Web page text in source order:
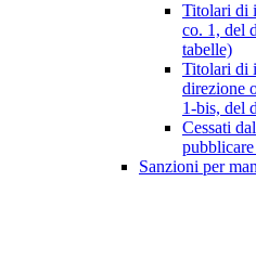
Titolari di
co. 1, del
tabelle)
Titolari di
direzione
1-bis, del
Cessati
Sanzioni per